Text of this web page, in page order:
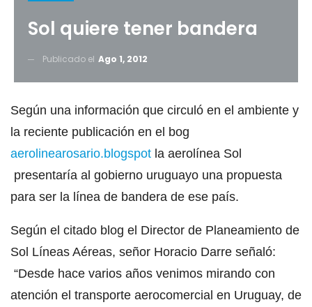
Sol quiere tener bandera
Publicado el Ago 1, 2012
Según una información que circuló en el ambiente y
la reciente publicación en el bog
aerolinearosario.blogspot la aerolínea Sol
presentaría al gobierno uruguayo una propuesta
para ser la línea de bandera de ese país.
Según el citado blog el Director de Planeamiento de
Sol Líneas Aéreas, señor Horacio Darre señaló:
“Desde hace varios años venimos mirando con
atención el transporte aerocomercial en Uruguay, de